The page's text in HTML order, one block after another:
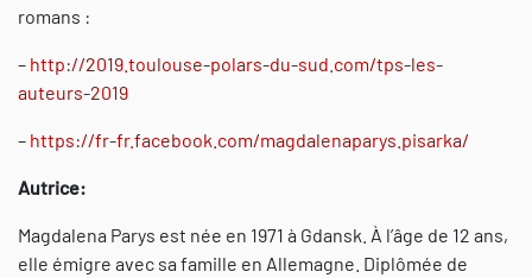
romans :
– http://2019.toulouse-polars-du-sud.com/tps-les-
auteurs-2019
– https://fr-fr.facebook.com/magdalenaparys.pisarka/
Autrice:
Magdalena Parys est née en 1971 à Gdansk. À l’âge de 12 ans,
elle émigre avec sa famille en Allemagne. Diplômée de